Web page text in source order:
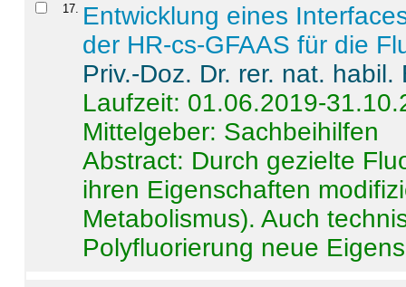
17
Entwicklung eines
der HR-cs-GFAAS für die
Priv.-Doz. Dr. rer. nat.
Laufzeit: 01.06.2019-
Mittelgeber: Sachbeihilfen
Abstract: Durch gezielte
ihren Eigenschaften
Metabolismus). Auch
Polyfluorierung neue